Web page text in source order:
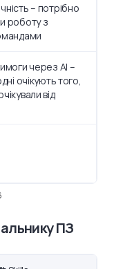
– потрібно
роботу з
через AI –
очікують того,
від
ПЗ